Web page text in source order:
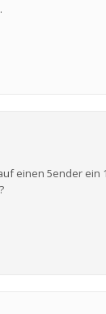
einen 5ender